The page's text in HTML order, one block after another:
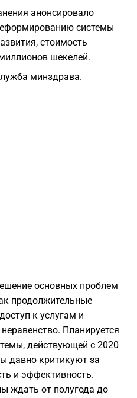
анонсировало
системы
стоимость
шекелей.
минздрава.
основных проблем
продолжительные
к услугам и
Планируется
действующей с 2020
давно критикуют за
и эффективность.
ждать от полугода до